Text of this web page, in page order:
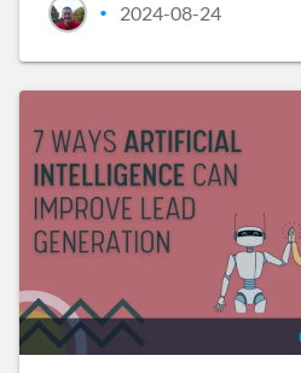
• 2024-08-24